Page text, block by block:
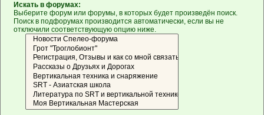
Искать в форумах:
Выберите форум или форумы, в которых будет произведён поиск.
Поиск в подфорумах производится автоматически, если вы не
отключили соответствующую опцию ниже.